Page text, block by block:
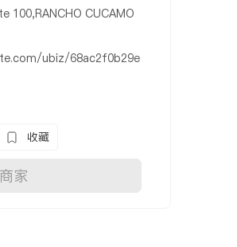
100,RANCHO CUCAMO
ubiz/68ac2f0b29e
收藏
家